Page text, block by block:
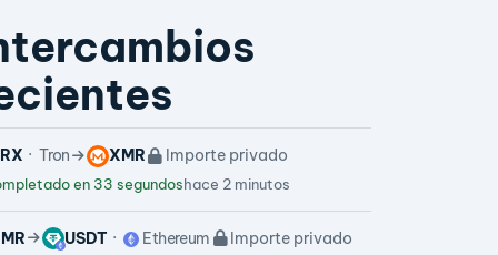
Tron XMR Importe privado
en 33 segundoshace 2 minutos
USDT Ethereum Importe privado